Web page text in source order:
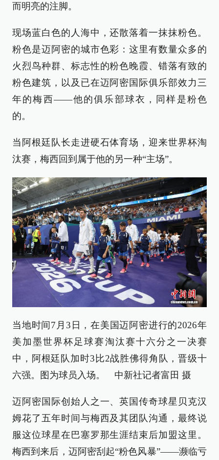
而明亮的注脚。
现场蓝白色的人海中，还散落着一抹抹粉色。
粉色是迈阿密的城市色彩：这里有数量众多的
火烈鸟种群、标志性的粉色晚霞、错落有致的
粉色建筑，以及已在迈阿密国际俱乐部效力三
年的梅西——他的俱乐部球衣，同样是粉色
的。
当阿根廷队长走进硬石体育场，迎来世界杯淘
汰赛，梅西回到属于他的另一种“主场”。
当地时间7月3日，在美国迈阿密进行的2026年
美加墨世界杯足球赛淘汰赛十六分之一决赛
中，阿根廷队加时3比2战胜佛得角队，晋级十
六强。图为球员入场。 中新社记者富田 摄
迈阿密国际创始人之一、英国传奇球星贝克汉
姆花了五年时间与梅西及其团队沟通，最终说
服这位球星在巴塞罗那生涯结束后加盟这里。
梅西到来后，迈阿密刮起“粉色风暴”——濒临亏